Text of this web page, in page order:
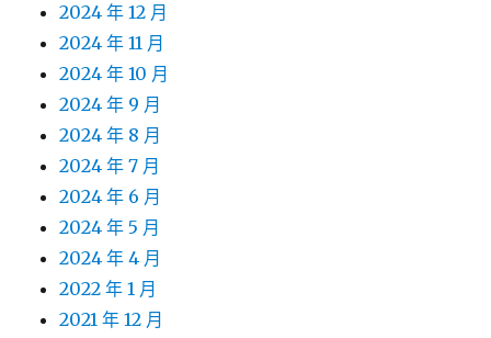
2024 年 12 月
2024 年 11 月
2024 年 10 月
2024 年 9 月
2024 年 8 月
2024 年 7 月
2024 年 6 月
2024 年 5 月
2024 年 4 月
2022 年 1 月
2021 年 12 月